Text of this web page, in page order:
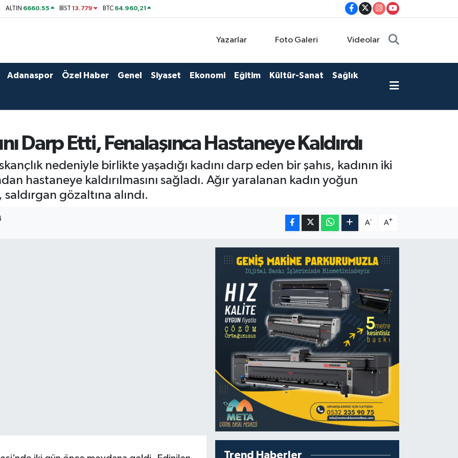
ALTIN 6660.55 BİST13.779 BTC 64.960,21
Yazarlar Foto Galeri Videolar
Adanaspor Özel Haber Genel Siyaset Ekonomi Eğitim Kültür-Sanat Sağlık
Darp Etti, Fenalaşınca Hastaneye Kaldırdı
nedeniyle birlikte yaşadığı kadını darp eden bir şahıs, kadının iki
hastaneye kaldırılmasını sağladı. Ağır yaralanan kadın yoğun
gözaltına alındı.
A- A+
Trend Haberler